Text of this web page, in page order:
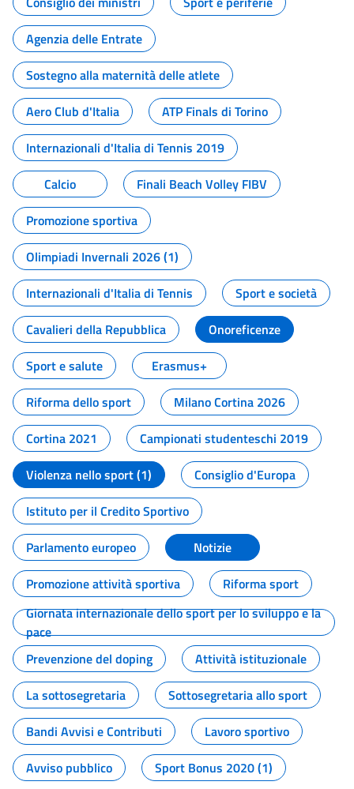
Agenzia delle Entrate
Sostegno alla maternità delle atlete
Aero Club d'Italia
ATP Finals di Torino
Internazionali d'Italia di Tennis 2019
Calcio
Finali Beach Volley FIBV
Promozione sportiva
Olimpiadi Invernali 2026 (1)
Internazionali d'Italia di Tennis
Sport e società
Cavalieri della Repubblica
Onoreficenze
Sport e salute
Erasmus+
Riforma dello sport
Milano Cortina 2026
Cortina 2021
Campionati studenteschi 2019
Violenza nello sport (1)
Consiglio d'Europa
Istituto per il Credito Sportivo
Parlamento europeo
Notizie
Promozione attività sportiva
Riforma sport
Giornata internazionale dello sport per lo sviluppo e la
pace
Prevenzione del doping
Attività istituzionale
La sottosegretaria
Sottosegretaria allo sport
Bandi Avvisi e Contributi
Lavoro sportivo
Avviso pubblico
Sport Bonus 2020 (1)